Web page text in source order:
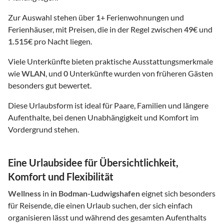
Zur Auswahl stehen über 1+ Ferienwohnungen und
Ferienhäuser, mit Preisen, die in der Regel zwischen 49€ und
1.515€ pro Nacht liegen.
Viele Unterkünfte bieten praktische Ausstattungsmerkmale
wieWLAN, und 0 Unterkünfte wurden von früheren Gästen
besonders gut bewertet.
Diese Urlaubsform ist ideal für Paare, Familien und längere
Aufenthalte, bei denen Unabhängigkeit und Komfort im
Vordergrund stehen.
Eine Urlaubsidee für Übersichtlichkeit,
Komfort und Flexibilität
Wellness in in Bodman-Ludwigshafeneignet sich besonders
für Reisende, die einen Urlaub suchen, der sich einfach
organisieren lässt und während des gesamten Aufenthalts